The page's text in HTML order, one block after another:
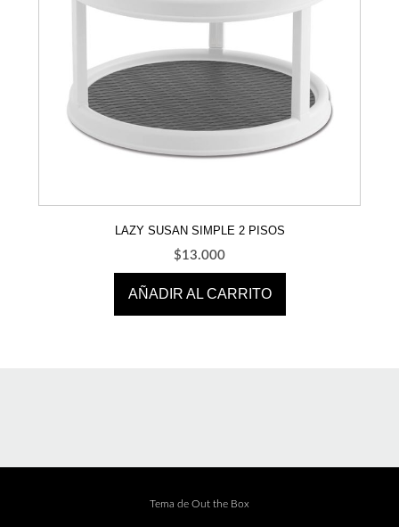
LAZY SUSAN SIMPLE 2 PISOS
$13.000
AÑADIR AL CARRITO
Tema de Out the Box